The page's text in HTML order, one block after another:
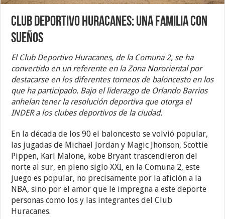
Club Deportivo Huracanes: una familia con
sueños
El Club Deportivo Huracanes, de la Comuna 2, se ha
convertido en un referente en la Zona Nororiental por
destacarse en los diferentes torneos de baloncesto en los
que ha participado. Bajo el liderazgo de Orlando Barrios
anhelan tener la resolución deportiva que otorga el
INDER a los clubes deportivos de la ciudad.
En la década de los 90 el baloncesto se volvió popular,
las jugadas de Michael Jordan y Magic Jhonson, Scottie
Pippen, Karl Malone, kobe Bryant trascendieron del
norte al sur, en pleno siglo XXI, en la Comuna 2, este
juego es popular, no precisamente por la afición a la
NBA, sino por el amor que le impregna a este deporte
personas como los y las integrantes del Club
Huracanes.